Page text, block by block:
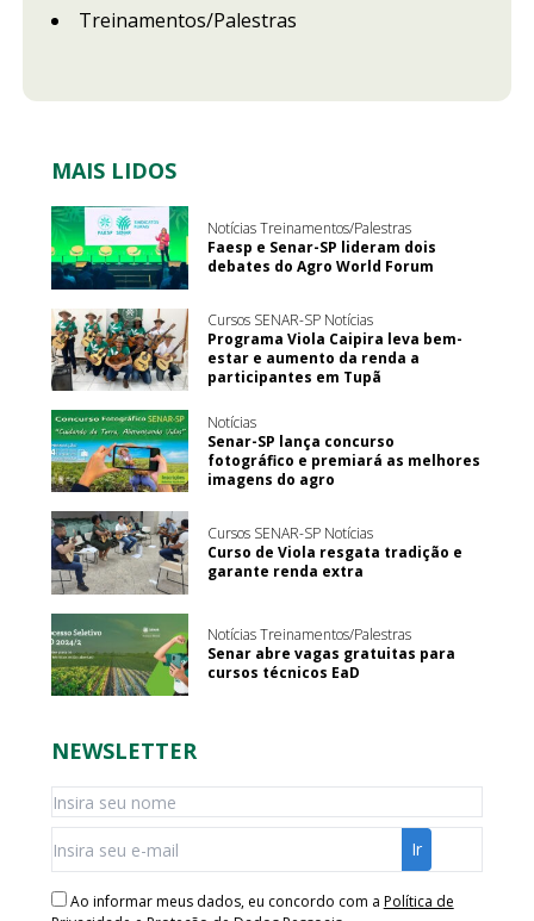
Treinamentos/Palestras
MAIS LIDOS
Notícias Treinamentos/Palestras
Faesp e Senar-SP lideram dois
debates do Agro World Forum
Cursos SENAR-SP Notícias
Programa Viola Caipira leva bem-
estar e aumento da renda a
participantes em Tupã
Notícias
Senar-SP lança concurso
fotográfico e premiará as melhores
imagens do agro
Cursos SENAR-SP Notícias
Curso de Viola resgata tradição e
garante renda extra
Notícias Treinamentos/Palestras
Senar abre vagas gratuitas para
cursos técnicos EaD
NEWSLETTER
Ao informar meus dados, eu concordo com a Política de